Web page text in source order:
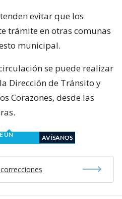
evitar que los
trámite en otras comunas
municipal.
se puede realizar
Dirección de Tránsito y
Corazones, desde las
UN
AVÍSANOS